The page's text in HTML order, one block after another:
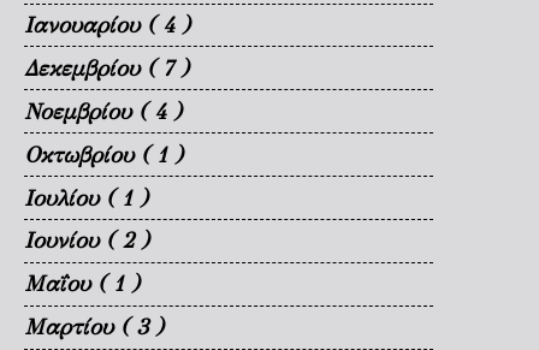
Ιανουαρίου ( 4 )
Δεκεμβρίου ( 7 )
Νοεμβρίου ( 4 )
Οκτωβρίου ( 1 )
Ιουλίου ( 1 )
Ιουνίου ( 2 )
Μαΐου ( 1 )
Μαρτίου ( 3 )